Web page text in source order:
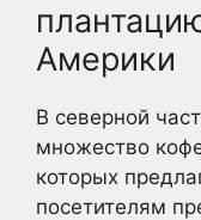
Америки
В северной
множество
которых
посетителям